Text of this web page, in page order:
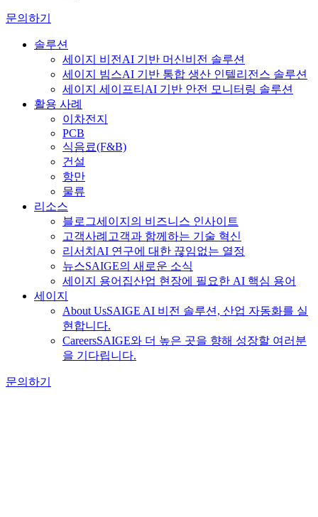
문의하기
솔루션
세이지 비전 AI 기반 머신비전 솔루션
세이지 빔스AI 기반 통합 생산 인텔리전스 솔루션
세이지 세이프티 AI 기반 안전 모니터링 솔루션
활용 사례
이차전지
PCB
식음료(F&B)
건설
항만
물류
리소스
블로그세이지의 비즈니스 인사이트
고객사례 고객과 함께하는 기술 혁신
리서치 AI 연구에 대한 끊임없는 열정
뉴스SAIGE의 새로운 소식
세이지 용어집산업 현장에 필요한 AI 핵심 용어
세이지
About UsSAIGE AI 비전 솔루션, 산업 자동화를 실
현합니다.
CareersSAIGE와 더 높은 곳을 향해 성장할 여러분
을 기다립니다.
문의하기